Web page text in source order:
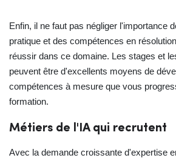
Enfin, il ne faut pas négliger l'importance
pratique et des compétences en
réussir dans ce domaine. Les stages et
peuvent être d'excellents moyens de
compétences à mesure que vous
formation.
Métiers de l'IA qui recrutent
Avec la demande croissante d'expertise